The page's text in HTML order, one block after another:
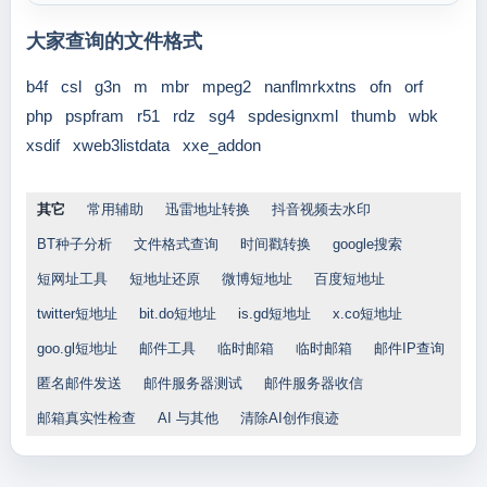
大家查询的文件格式
b4f csl g3n m mbr mpeg2 nanflmrkxtns ofn
orf
php
pspfram r51 rdz sg4 spdesignxml thumb
wbk
xsdif
xweb3listdata xxe_addon
其它 常用辅助 迅雷地址转换 抖音视频去水印
BT种子分析 文件格式查询 时间戳转换 google搜索
短网址工具 短地址还原 微博短地址 百度短地址
twitter短地址 bit.do短地址 is.gd短地址 x.co短地址
goo.gl短地址 邮件工具 临时邮箱 临时邮箱 邮件IP查询
匿名邮件发送 邮件服务器测试 邮件服务器收信
邮箱真实性检查 AI 与其他 清除AI创作痕迹